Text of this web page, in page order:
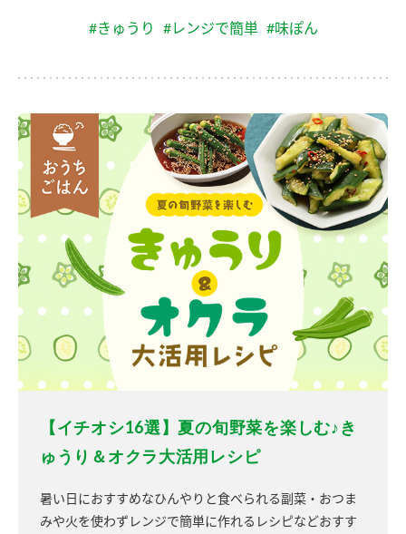
#きゅうり #レンジで簡単 #味ぽん
【イチオシ16選】夏の旬野菜を楽しむ♪き
ゅうり＆オクラ大活用レシピ
暑い日におすすめなひんやりと食べられる副菜・おつま
みや火を使わずレンジで簡単に作れるレシピなどおすす